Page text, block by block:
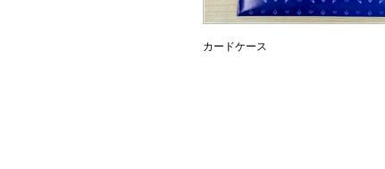
カードケース